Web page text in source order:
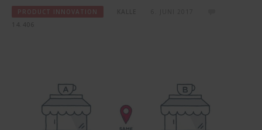
PRODUCT INNOVATION